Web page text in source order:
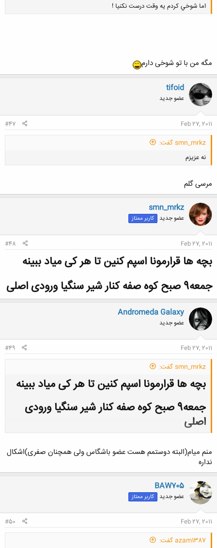
اما شوخي كردم يه وقت درست نكنيا !
مگه من با تو شوخی دارم
tifoid
عضو جدید
Feb 27, 2011
#47
smn_mrkz گفت:
نه عزیزم
کلیک کنید تا باز شود...
مرسی گلم
smn_mrkz
عضو جدید کاربر ممتاز
Feb 27, 2011
#48
بچه ها قرارمونا اسپم کنین تا هر کی میاد ببینه
جمعه9 صبح کوه صفه کنار شیر سنگیا ورودی اصلی
Andromeda Galaxy
عضو جدید
Feb 27, 2011
#49
smn_mrkz گفت:
بچه ها قرارمونا اسپم کنین تا هر کی میاد ببینه
جمعه9 صبح کوه صفه کنار شیر سنگیا ورودی
اصلی
کلیک کنید تا باز شود...
منم میام(البته دوستمم هست عضو باشگاس ولی همچنان صفری)اشکال
نداره
BAW705
عضو جدید کاربر ممتاز
Feb 27, 2011
#50
azam1387 گفت: